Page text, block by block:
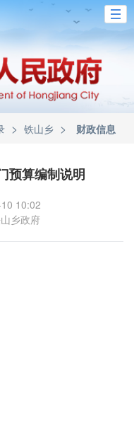
> 铁山乡 > 财政信息
预算编制说明
10:02
乡政府